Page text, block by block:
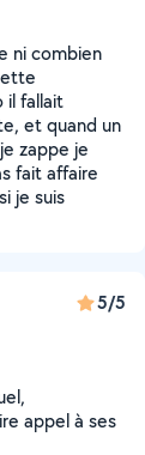
ni combien
il fallait
et quand un
zappe je
fait affaire
je suis
5/5
appel à ses